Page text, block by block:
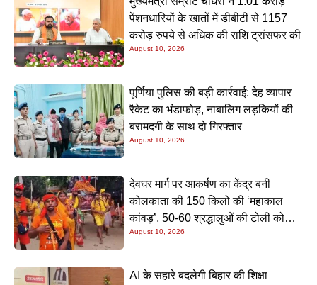
पेंशनधारियों के खातों में डीबीटी से 1157
करोड़ रुपये से अधिक की राशि ट्रांसफर की
August 10, 2026
पूर्णिया पुलिस की बड़ी कार्रवाई: देह व्यापार
रैकेट का भंडाफोड़, नाबालिग लड़कियों की
बरामदगी के साथ दो गिरफ्तार
August 10, 2026
देवघर मार्ग पर आकर्षण का केंद्र बनी
कोलकाता की 150 किलो की ‘महाकाल
कांवड़’, 50-60 श्रद्धालुओं की टोली को
देखने उमड़ रही भारी भीड़
August 10, 2026
AI के सहारे बदलेगी बिहार की शिक्षा